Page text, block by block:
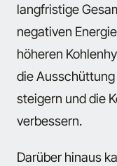
langfristige
negativen
höheren
die
steigern und die
verbessern.
Darüber hinaus